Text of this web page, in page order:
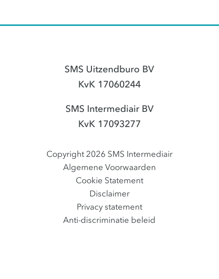
SMS Uitzendburo BV
KvK 17060244
SMS Intermediair BV
KvK 17093277
Copyright 2026 SMS Intermediair
Algemene Voorwaarden
Cookie Statement
Disclaimer
Privacy statement
Anti-discriminatie beleid